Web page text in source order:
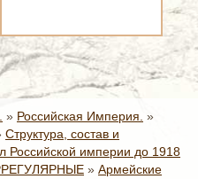
» Российская Империя. »
Структура, состав и
Российской империи до 1918
» Армейские